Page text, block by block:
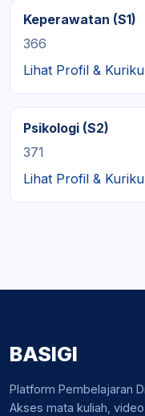
Keperawatan (S1)
366
Lihat Profil &
Psikologi (S2)
371
Lihat Profil &
BASIGI
Platform Pembelajaran
Akses mata kuliah,